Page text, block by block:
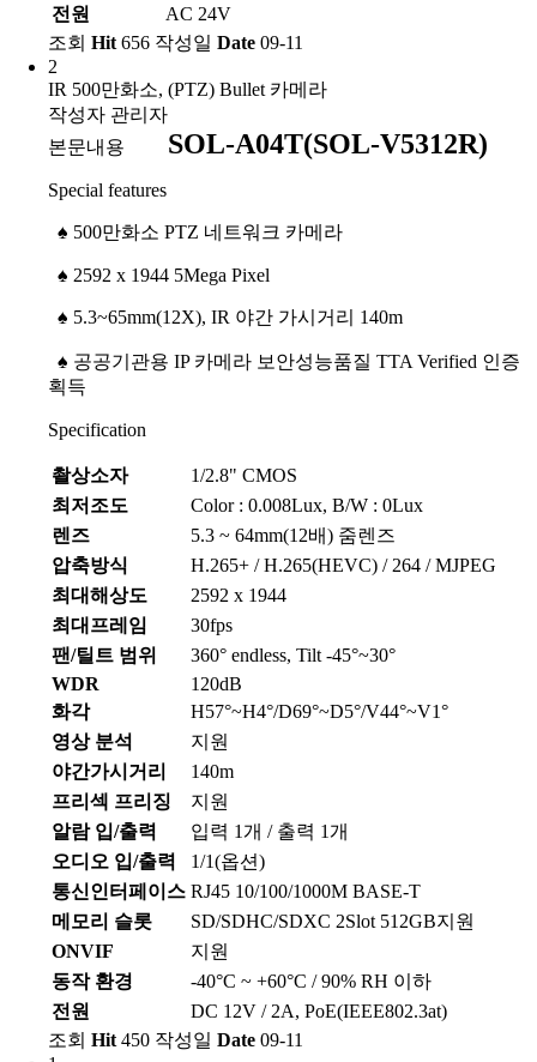
전원
AC 24V
조회 Hit 656 작성일 Date 09-11
2
IR 500만화소, (PTZ) Bullet 카메라
작성자 관리자
본문내용
SOL-A04T(SOL-V5312R)
Special features
♠ 500만화소 PTZ 네트워크 카메라
♠ 2592 x 1944 5Mega Pixel
♠ 5.3~65mm(12X), IR 야간 가시거리 140m
♠ 공공기관용 IP 카메라 보안성능품질 TTA Verified 인증
획득
Specification
촬상소자
1/2.8" CMOS
최저조도
Color : 0.008Lux, B/W : 0Lux
렌즈
5.3 ~ 64mm(12배) 줌렌즈
압축방식
H.265+ / H.265(HEVC) / 264 / MJPEG
최대해상도
2592 x 1944
최대프레임
30fps
팬/틸트 범위
360° endless, Tilt -45°~30°
WDR
120dB
화각
H57°~H4°/D69°~D5°/V44°~V1°
영상 분석
지원
야간가시거리
140m
프리섹 프리징
지원
알람 입/출력
입력 1개 / 출력 1개
오디오 입/출력
1/1(옵션)
통신인터페이스 RJ45 10/100/1000M BASE-T
메모리 슬롯
SD/SDHC/SDXC 2Slot 512GB지원
ONVIF
지원
동작 환경
-40°C ~ +60°C / 90% RH 이하
전원
DC 12V / 2A, PoE(IEEE802.3at)
조회 Hit 450 작성일 Date 09-11